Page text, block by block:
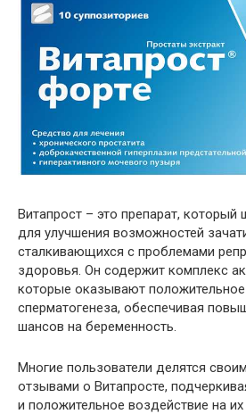
Витапрост – это препарат, который
для улучшения возможностей
сталкивающихся с проблемами
здоровья. Он содержит комплекс
которые оказывают
сперматогенеза, обеспечивая
шансов на беременность.
Многие пользователи делятся
отзывами о Витапросте,
и положительное воздействие на